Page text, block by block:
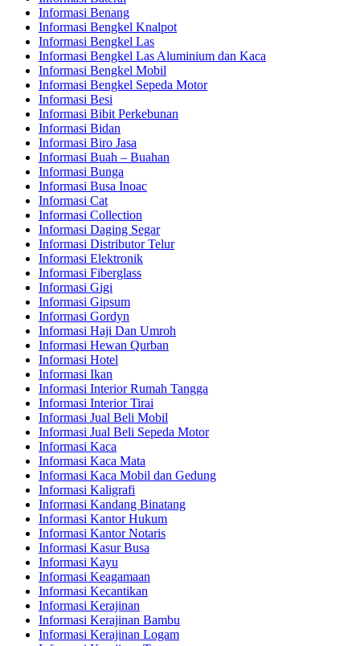
Informasi Benang
Informasi Bengkel Knalpot
Informasi Bengkel Las
Informasi Bengkel Las Aluminium dan Kaca
Informasi Bengkel Mobil
Informasi Bengkel Sepeda Motor
Informasi Besi
Informasi Bibit Perkebunan
Informasi Bidan
Informasi Biro Jasa
Informasi Buah – Buahan
Informasi Bunga
Informasi Busa Inoac
Informasi Cat
Informasi Collection
Informasi Daging Segar
Informasi Distributor Telur
Informasi Elektronik
Informasi Fiberglass
Informasi Gigi
Informasi Gipsum
Informasi Gordyn
Informasi Haji Dan Umroh
Informasi Hewan Qurban
Informasi Hotel
Informasi Ikan
Informasi Interior Rumah Tangga
Informasi Interior Tirai
Informasi Jual Beli Mobil
Informasi Jual Beli Sepeda Motor
Informasi Kaca
Informasi Kaca Mata
Informasi Kaca Mobil dan Gedung
Informasi Kaligrafi
Informasi Kandang Binatang
Informasi Kantor Hukum
Informasi Kantor Notaris
Informasi Kasur Busa
Informasi Kayu
Informasi Keagamaan
Informasi Kecantikan
Informasi Kerajinan
Informasi Kerajinan Bambu
Informasi Kerajinan Logam